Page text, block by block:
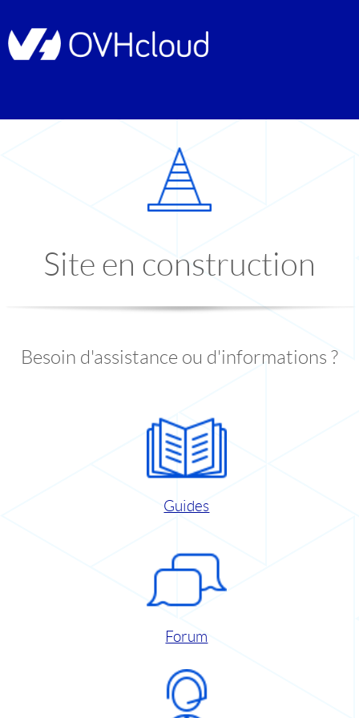
Site en construction
Besoin d'assistance ou d'informations ?
Guides
Forum